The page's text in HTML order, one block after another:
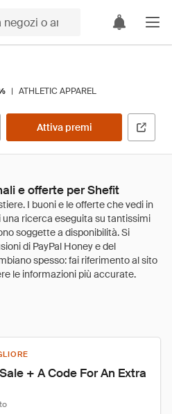
| ATHLETIC APPAREL
Attiva premi
e offerte per Shefit
+ A Code For An Extra